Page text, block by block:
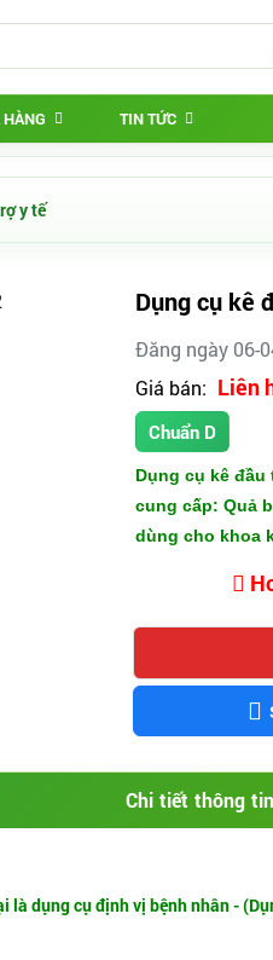
TIN TỨC
y tế
Dụng cụ kê
Đăng ngày 06-
Giá bán: Liên
Chuẩn D
Dụng cụ kê đầu
cung cấp: Quả
dùng cho khoa
Chi tiết thông
là dụng cụ định vị bệnh nhân -